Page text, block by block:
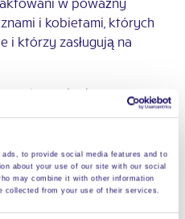
to provide social media features and to
about your use of our site with our social
may combine it with other information
collected from your use of their services.
i kobietami, których
i którzy zasługują na
że osoby bez
wiedzę na temat
wspólnota pracuje nad
z dziećmi, studentami i
na temat życia z
Położenie kresu